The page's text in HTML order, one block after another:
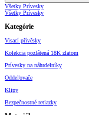
Všetky Prívesky
Všetky Prívesky
Kategórie
Visací přívěsky
Kolekcia pozlátená 18K zlatom
Prívesky na náhrdelníky
Oddeľovače
Klipy
Bezpečnostné retiazky